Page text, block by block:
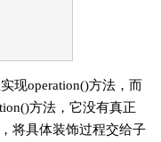
现operation()方法，而
方法，它没有真正
将具体装饰过程交给子